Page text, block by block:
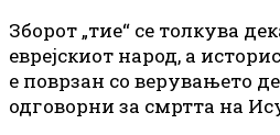
Зборот „тие“ се толкува
еврејскиот народ, а
е поврзан со верувањето
одговорни за смртта на